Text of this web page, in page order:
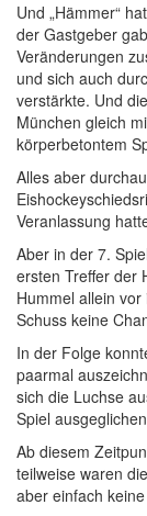
Und „Hämmer“
der Gastgeber
Veränderungen
und sich auch
verstärkte. Und
München gleich
körperbetontem
Alles aber
Veranlassung
Aber in der 7.
ersten Treffer der
Hummel allein
Schuss keine
In der Folge
paarmal
sich die Luchse
Spiel
Ab diesem
teilweise waren
aber einfach